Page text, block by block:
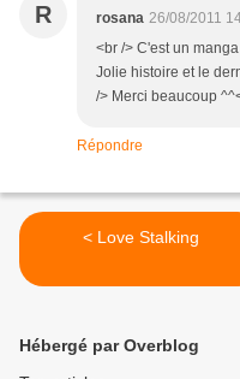
R rosana 26/08/2011
<br /> C'est un
Jolie histoire et le
/> Merci beaucoup
Répondre
< Love Stalking
Hébergé par Overblog